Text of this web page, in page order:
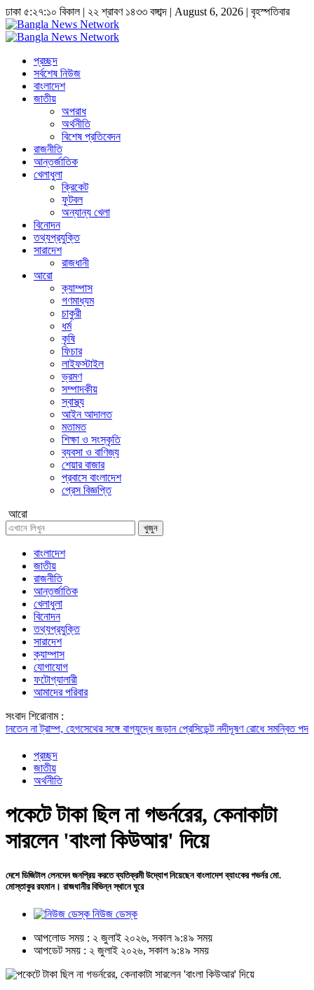
ঢাকা ৫:২৭:১১ বিকাল| ২২ শ্রাবণ ১৪৩৩ বঙ্গাব্দ | August 6, 2026| বৃহস্পতিবার
প্রচ্ছদ
সর্বশেষ নিউজ
বাংলাদেশ
জাতীয়
অপরাধ
অর্থনীতি
বিশেষ প্রতিবেদন
রাজনীতি
আন্তর্জাতিক
খেলাধুলা
ক্রিকেট
ফুটবল
অন্যান্য খেলা
বিনোদন
তথ্যপ্রযুক্তি
সারাদেশ
রাজধানী
আরো
ক্যাম্পাস
গণমাধ্যম
চাকুরী
ধর্ম
কৃষি
ফিচার
লাইফস্টাইল
ভ্রমণ
সম্পাদকীয়
স্বাস্থ্য
আইন আদালত
মতামত
শিক্ষা ও সংস্কৃতি
ব্যবসা ও বাণিজ্য
শেয়ার বাজার
প্রবাসে বাংলাদেশ
প্রেস বিজ্ঞপ্তি
আরো
খুজুন
বাংলাদেশ
জাতীয়
রাজনীতি
আন্তর্জাতিক
খেলাধুলা
বিনোদন
তথ্যপ্রযুক্তি
সারাদেশ
ক্যাম্পাস
যোগাযোগ
ফটোগ্যালারী
আমাদের পরিবার
সংবাদ শিরোনাম :
ট্রাম্প, হেগসেথের সঙ্গে বাগ্‌যুদ্ধে জড়ান প্রেসিডেন্টনদীদূষণ রোধে সমন্বিত পদক্ষেপ
প্রচ্ছদ
জাতীয়
অর্থনীতি
পকেটে টাকা ছিল না গভর্নরের, কেনাকাটা
সারলেন 'বাংলা কিউআর' দিয়ে
দেশে ডিজিটাল লেনদেন জনপ্রিয় করতে ব্যতিক্রমী উদ্যোগ নিয়েছেন বাংলাদেশ ব্যাংকের গভর্নর মো.
মোস্তাকুর রহমান। রাজধানীর বিভিন্ন স্থানে ঘুরে
নিউজ ডেস্ক
আপলোড সময় : ২ জুলাই ২০২৬, সকাল ৯:৪৯ সময়
আপডেট সময় : ২ জুলাই ২০২৬, সকাল ৯:৪৯ সময়